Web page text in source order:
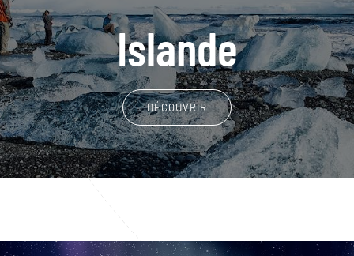
Islande
DÉCOUVRIR